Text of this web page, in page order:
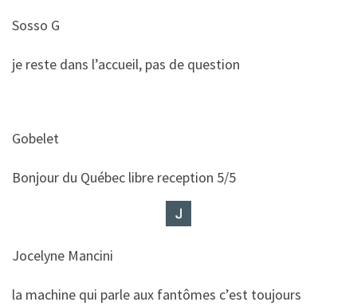
Sosso G
​​je reste dans l’accueil, pas de question
Gobelet
​​Bonjour du Québec libre reception 5/5
Jocelyne Mancini
​​la machine qui parle aux fantômes c’est toujours